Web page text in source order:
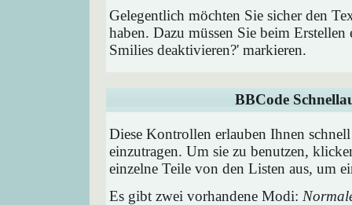
Gelegentlich möchten Sie sicher den
haben. Dazu müssen Sie beim
Smilies deaktivieren?' markieren.
BBCode
Diese Kontrollen erlauben Ihnen
einzutragen. Um sie zu benutzen,
einzelne Teile von den Listen aus, um
Es gibt zwei vorhandene Modi: